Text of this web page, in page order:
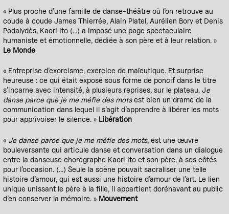
« Plus proche d’une famille de danse-théâtre où l’on retrouve au
coude à coude James Thierrée, Alain Platel, Aurélien Bory et Denis
Podalydès, Kaori Ito (...) a imposé une page spectaculaire
humaniste et émotionnelle, dédiée à son père et à leur relation. »
Le Monde
« Entreprise d’exorcisme, exercice de maïeutique. Et surprise
heureuse : ce qui était exposé sous forme de poncif dans le titre
s’incarne avec intensité, à plusieurs reprises, sur le plateau. Je
danse parce que je me méfie des motsest bien un drame de la
communication dans lequel il s’agit d’apprendre à libérer les mots
pour apprivoiser le silence. » Libération
« Je danse parce que je me méfie des mots, est une œuvre
bouleversante qui articule danse et conversation dans un dialogue
entre la danseuse chorégraphe Kaori Ito et son père, à ses côtés
pour l’occasion. (...) Seule la scène pouvait sacraliser une telle
histoire d’amour, qui est aussi une histoire d’amour de l’art. Le lien
unique unissant le père à la fille, il appartient dorénavant au public
d’en conserver la mémoire. » Mouvement